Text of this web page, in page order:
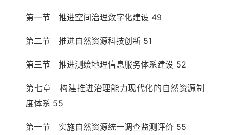
第一节 推进空间治理数字化建设 49
第二节 推进自然资源科技创新 51
第三节 推进测绘地理信息服务体系建设 52
第七章 构建推进治理能力现代化的自然资源制
度体系 55
第一节 实施自然资源统一调查监测评价 55